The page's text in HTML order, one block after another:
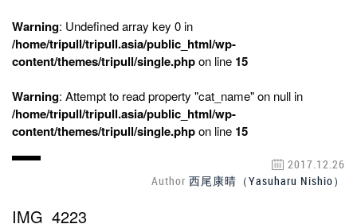
Warning: Undefined array key 0 in
/home/tripull/tripull.asia/public_html/wp-
content/themes/tripull/single.phpon line 15
Warning: Attempt to read property "cat_name" on null in
/home/tripull/tripull.asia/public_html/wp-
content/themes/tripull/single.phpon line 15
2017.12.26
Author 西尾康晴（Yasuharu Nishio）
IMG_4223